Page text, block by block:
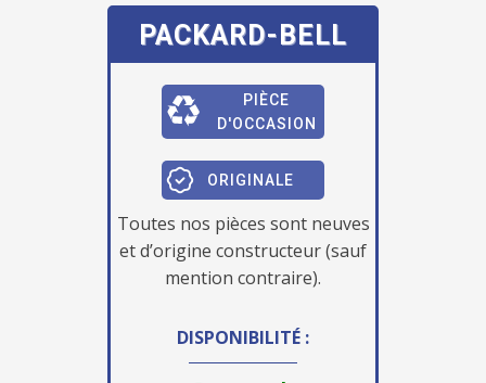
PACKARD-BELL
PIÈCE
D'OCCASION
ORIGINALE
Toutes nos pièces sont neuves
et d’origine constructeur (sauf
mention contraire).
DISPONIBILITÉ :